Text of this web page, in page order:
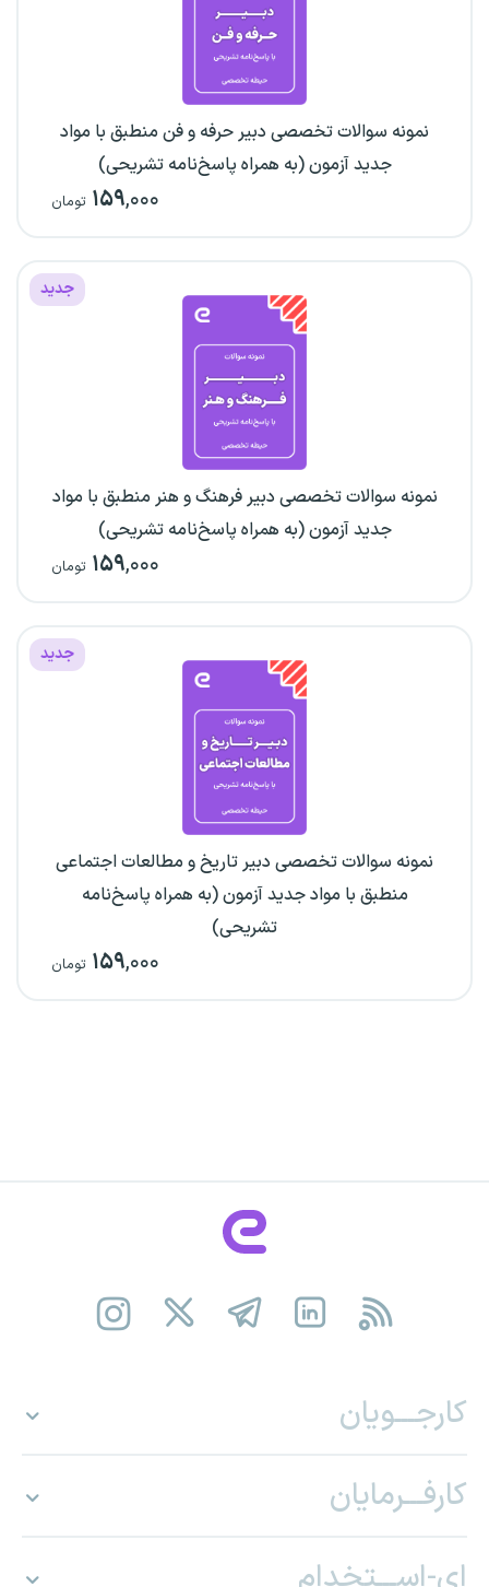
نمونه سوالات تخصصی دبیر حرفه و فن منطبق با مواد
جدید آزمون (به همراه پاسخ‌نامه تشریحی)
۱۵۹,۰۰۰ تومان
جدید
نمونه سوالات تخصصی دبیر فرهنگ و هنر منطبق با مواد
جدید آزمون (به همراه پاسخ‌نامه تشریحی)
۱۵۹,۰۰۰ تومان
جدید
نمونه سوالات تخصصی دبیر تاریخ و مطالعات اجتماعی
منطبق با مواد جدید آزمون (به همراه پاسخ‌نامه
تشریحی)
۱۵۹,۰۰۰ تومان
کارجـــویان
کارفـــرمایان